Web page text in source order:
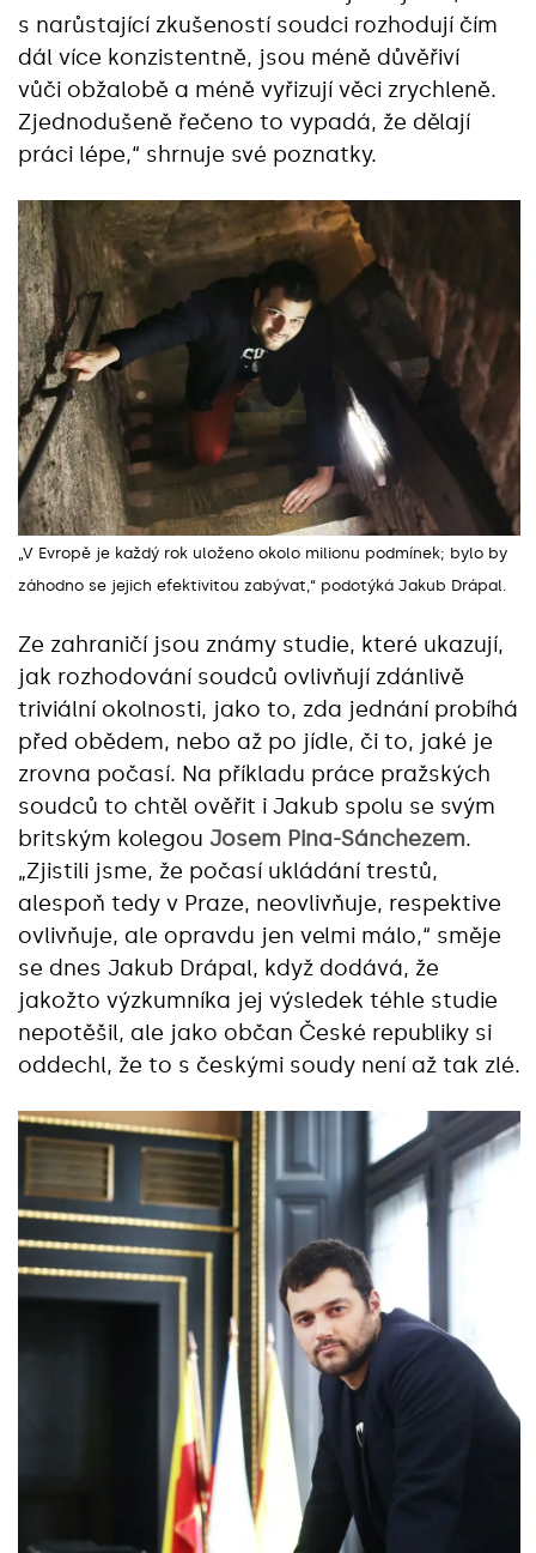
s narůstající zkušeností soudci rozhodují čím
dál více konzistentně, jsou méně důvěřiví
vůči obžalobě a méně vyřizují věci zrychleně.
Zjednodušeně řečeno to vypadá, že dělají
práci lépe,“ shrnuje své poznatky.
„V Evropě je každý rok uloženo okolo milionu podmínek; bylo by
záhodno se jejich efektivitou zabývat,“ podotýká Jakub Drápal.
Ze zahraničí jsou známy studie, které ukazují,
jak rozhodování soudců ovlivňují zdánlivě
triviální okolnosti, jako to, zda jednání probíhá
před obědem, nebo až po jídle, či to, jaké je
zrovna počasí. Na příkladu práce pražských
soudců to chtěl ověřit i Jakub spolu se svým
britským kolegou Josem Pina-Sánchezem.
„Zjistili jsme, že počasí ukládání trestů,
alespoň tedy v Praze, neovlivňuje, respektive
ovlivňuje, ale opravdu jen velmi málo,“ směje
se dnes Jakub Drápal, když dodává, že
jakožto výzkumníka jej výsledek téhle studie
nepotěšil, ale jako občan České republiky si
oddechl, že to s českými soudy není až tak zlé.